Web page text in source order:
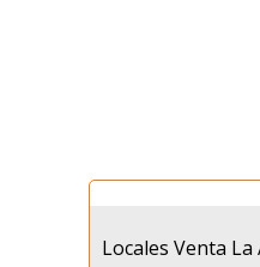
Población
Locales Venta